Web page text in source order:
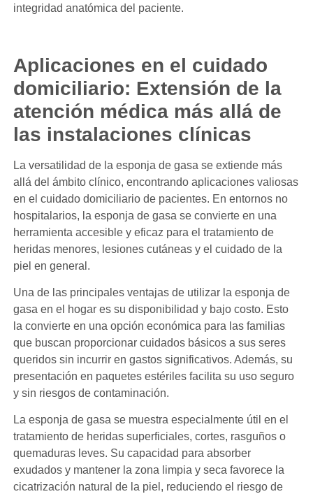
integridad anatómica del paciente.
Aplicaciones en el cuidado
domiciliario: Extensión de la
atención médica más allá de
las instalaciones clínicas
La versatilidad de la esponja de gasa se extiende más
allá del ámbito clínico, encontrando aplicaciones valiosas
en el cuidado domiciliario de pacientes. En entornos no
hospitalarios, la esponja de gasa se convierte en una
herramienta accesible y eficaz para el tratamiento de
heridas menores, lesiones cutáneas y el cuidado de la
piel en general.
Una de las principales ventajas de utilizar la esponja de
gasa en el hogar es su disponibilidad y bajo costo. Esto
la convierte en una opción económica para las familias
que buscan proporcionar cuidados básicos a sus seres
queridos sin incurrir en gastos significativos. Además, su
presentación en paquetes estériles facilita su uso seguro
y sin riesgos de contaminación.
La esponja de gasa se muestra especialmente útil en el
tratamiento de heridas superficiales, cortes, rasguños o
quemaduras leves. Su capacidad para absorber
exudados y mantener la zona limpia y seca favorece la
cicatrización natural de la piel, reduciendo el riesgo de